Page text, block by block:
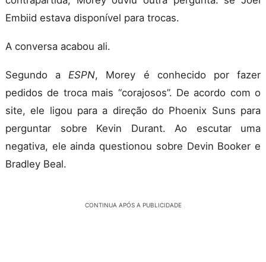
Embiid estava disponível para trocas.
A conversa acabou ali.
Segundo a ESPN, Morey é conhecido por fazer
pedidos de troca mais “corajosos”. De acordo com o
site, ele ligou para a direção do Phoenix Suns para
perguntar sobre Kevin Durant. Ao escutar uma
negativa, ele ainda questionou sobre Devin Booker e
Bradley Beal.
CONTINUA APÓS A PUBLICIDADE